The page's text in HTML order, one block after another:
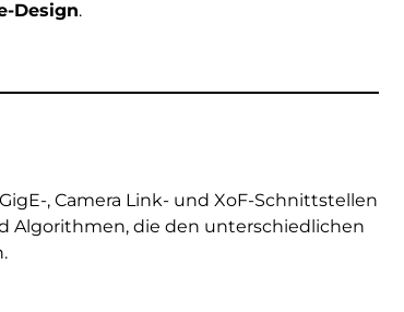
Design.
, Camera Link- und XoF-Schnittstellen
Algorithmen, die den unterschiedlichen